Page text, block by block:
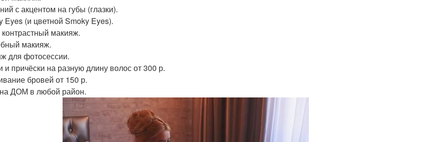
с акцентом на губы (глазки).
Eyes (и цветной Smoky Eyes).
контрастный макияж.
макияж.
для фотосессии.
и причёски на разную длину волос от 300 р.
бровей от 150 р.
ДОМ в любой район.